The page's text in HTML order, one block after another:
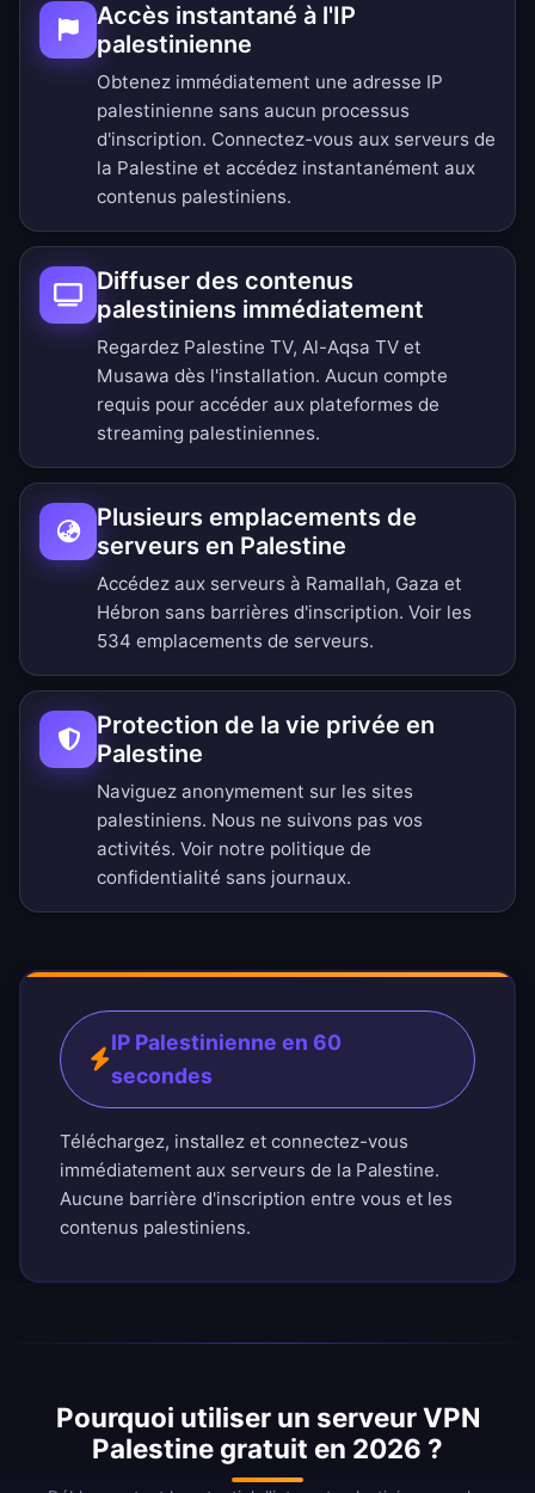
Accès instantané à l'IP
palestinienne
Obtenez immédiatement une adresse IP
palestinienne sans aucun processus
d'inscription. Connectez-vous aux serveurs de
la Palestine et accédez instantanément aux
contenus palestiniens.
Diffuser des contenus
palestiniens immédiatement
Regardez Palestine TV, Al-Aqsa TV et
Musawa dès l'installation. Aucun compte
requis pour accéder aux plateformes de
streaming palestiniennes.
Plusieurs emplacements de
serveurs en Palestine
Accédez aux serveurs à Ramallah, Gaza et
Hébron sans barrières d'inscription. Voir les
534 emplacements de serveurs.
Protection de la vie privée en
Palestine
Naviguez anonymement sur les sites
palestiniens. Nous ne suivons pas vos
activités. Voir notre politique de
confidentialité sans journaux.
IP Palestinienne en 60
secondes
Téléchargez, installez et connectez-vous
immédiatement aux serveurs de la Palestine.
Aucune barrière d'inscription entre vous et les
contenus palestiniens.
Pourquoi utiliser un serveur VPN
Palestine gratuit en 2026 ?